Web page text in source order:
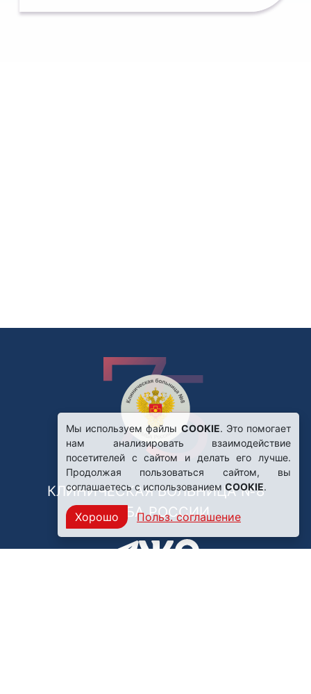
КЛИНИЧЕСКАЯ БОЛЬНИЦА №8
ФМБА РОССИИ
Мы используем файлы COOKIE. Это помогает
нам анализировать взаимодействие
посетителей с сайтом и делать его лучше.
Продолжая пользоваться сайтом, вы
соглашаетесь с использованиемCOOKIE.
Хорошо Польз. соглашение